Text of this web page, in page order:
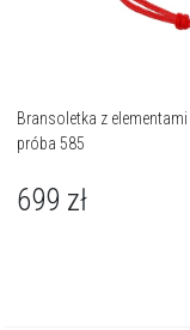
Bransoletka z
próba 585
699 zł